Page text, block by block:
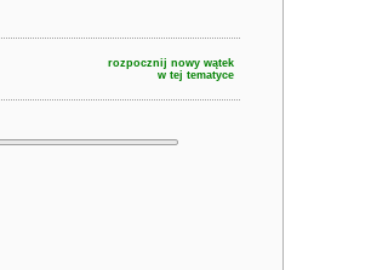
rozpocznij nowy wątek
w tej tematyce